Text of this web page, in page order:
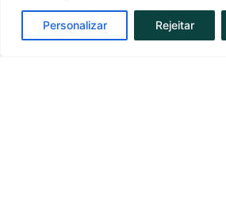
Personalizar Rejeitar